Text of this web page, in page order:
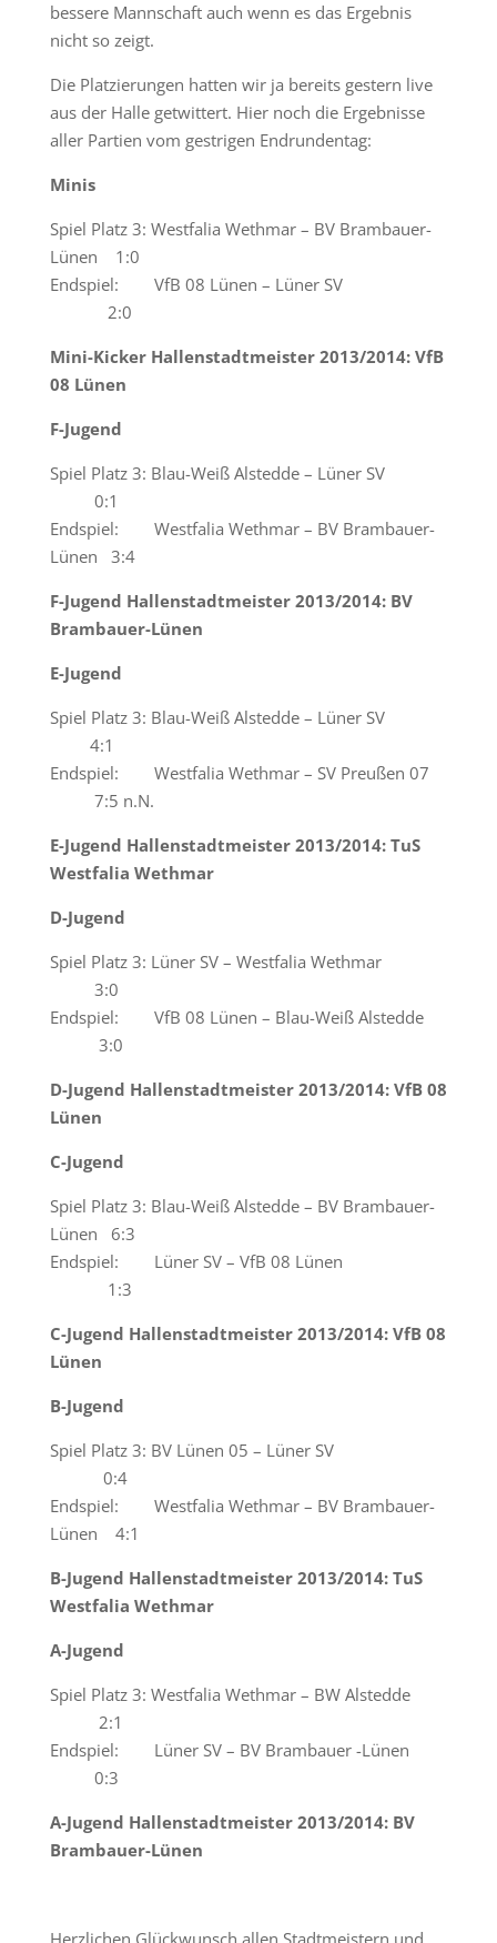
bessere Mannschaft auch wenn es das Ergebnis
nicht so zeigt.
Die Platzierungen hatten wir ja bereits gestern live
aus der Halle getwittert. Hier noch die Ergebnisse
aller Partien vom gestrigen Endrundentag:
Minis
Spiel Platz 3: Westfalia Wethmar – BV Brambauer-
Lünen 1:0
Endspiel: VfB 08 Lünen – Lüner SV
2:0
Mini-Kicker Hallenstadtmeister 2013/2014: VfB
08 Lünen
F-Jugend
Spiel Platz 3: Blau-Weiß Alstedde – Lüner SV
0:1
Endspiel: Westfalia Wethmar – BV Brambauer-
Lünen 3:4
F-Jugend Hallenstadtmeister 2013/2014: BV
Brambauer-Lünen
E-Jugend
Spiel Platz 3: Blau-Weiß Alstedde – Lüner SV
4:1
Endspiel: Westfalia Wethmar – SV Preußen 07
7:5 n.N.
E-Jugend Hallenstadtmeister 2013/2014: TuS
Westfalia Wethmar
D-Jugend
Spiel Platz 3: Lüner SV – Westfalia Wethmar
3:0
Endspiel: VfB 08 Lünen – Blau-Weiß Alstedde
3:0
D-Jugend Hallenstadtmeister 2013/2014: VfB 08
Lünen
C-Jugend
Spiel Platz 3: Blau-Weiß Alstedde – BV Brambauer-
Lünen 6:3
Endspiel: Lüner SV – VfB 08 Lünen
1:3
C-Jugend Hallenstadtmeister 2013/2014: VfB 08
Lünen
B-Jugend
Spiel Platz 3: BV Lünen 05 – Lüner SV
0:4
Endspiel: Westfalia Wethmar – BV Brambauer-
Lünen 4:1
B-Jugend Hallenstadtmeister 2013/2014: TuS
Westfalia Wethmar
A-Jugend
Spiel Platz 3: Westfalia Wethmar – BW Alstedde
2:1
Endspiel: Lüner SV – BV Brambauer -Lünen
0:3
A-Jugend Hallenstadtmeister 2013/2014: BV
Brambauer-Lünen
Herzlichen Glückwunsch allen Stadtmeistern und